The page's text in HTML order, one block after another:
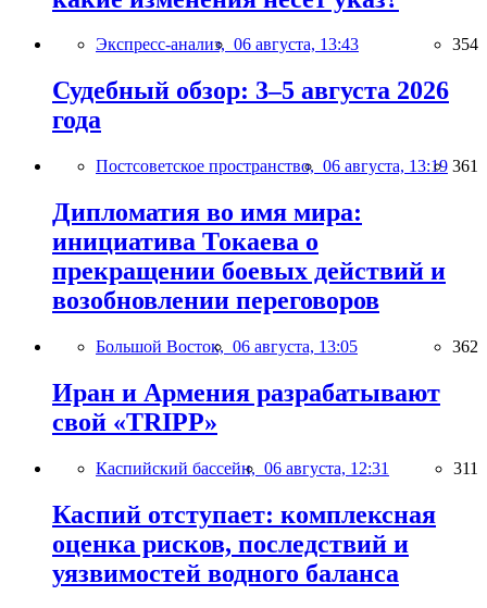
Экспресс-анализ, 06 августа, 13:43 354
Судебный обзор: 3–5 августа 2026
года
Постсоветское пространство, 06 августа, 13:19 361
Дипломатия во имя мира:
инициатива Токаева о
прекращении боевых действий и
возобновлении переговоров
Большой Восток, 06 августа, 13:05 362
Иран и Армения разрабатывают
свой «TRIPP»
Каспийский бассейн, 06 августа, 12:31 311
Каспий отступает: комплексная
оценка рисков, последствий и
уязвимостей водного баланса